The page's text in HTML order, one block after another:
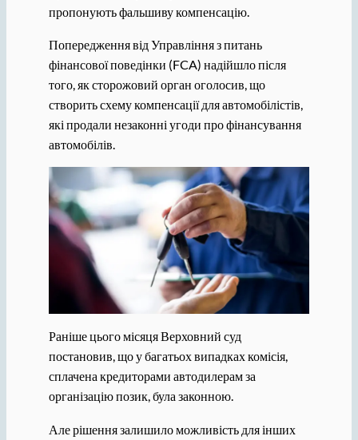
пропонують фальшиву компенсацію.
Попередження від Управління з питань
фінансової поведінки (FCA) надійшло після
того, як сторожовий орган оголосив, що
створить схему компенсації для автомобілістів,
які продали незаконні угоди про фінансування
автомобілів.
Раніше цього місяця Верховний суд
постановив, що у багатьох випадках комісія,
сплачена кредиторами автодилерам за
організацію позик, була законною.
Але рішення залишило можливість для інших